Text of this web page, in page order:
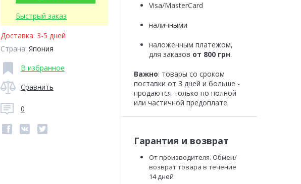
Быстрый заказ
Доставка: 3-5 дней
Страна: Япония
В избранное
Сравнить
0
Visa/MasterCard
наличными
наложенным платежом,
для заказов от 800 грн.
Важно: товары со сроком
поставки от 3 дней и больше -
продаются только по полной
или частичной предоплате.
Гарантия и возврат
От производителя. Обмен/
возврат товара в течение
14 дней